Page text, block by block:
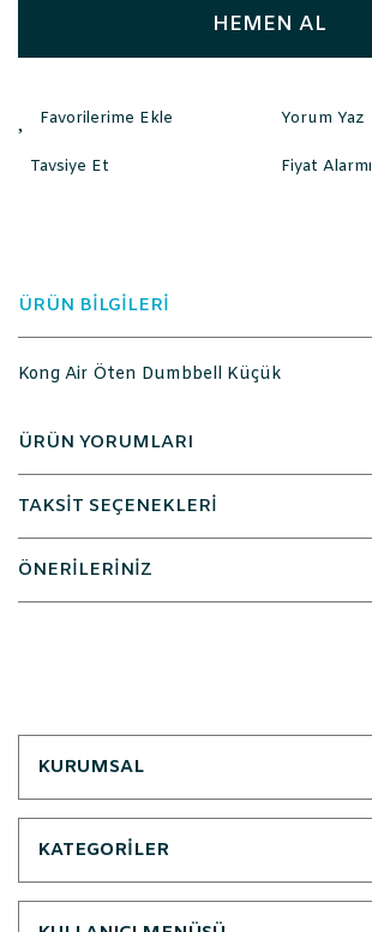
HEMEN AL
Yorum Yaz
Tavsiye Et Fiyat Alarmı
ÜRÜN BİLGİLERİ
Kong Air Öten Dumbbell Küçük
ÜRÜN YORUMLARI
TAKSİT SEÇENEKLERİ
ÖNERİLERİNİZ
KURUMSAL
KATEGORİLER